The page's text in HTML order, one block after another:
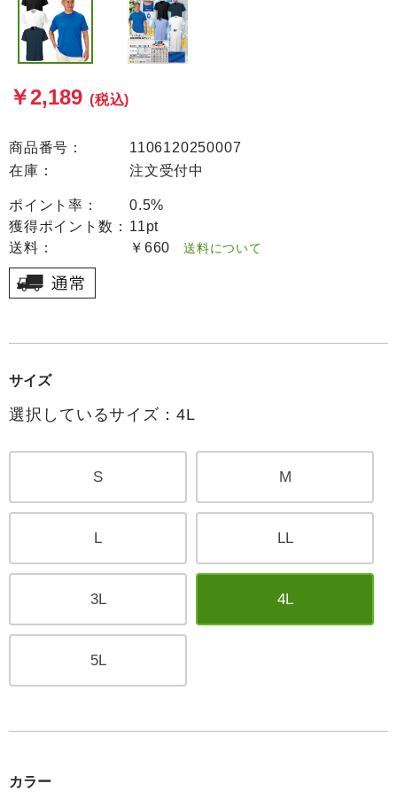
￥2,189 (税込)
商品番号：
1106120250007
在庫：
注文受付中
ポイント率：
0.5%
獲得ポイント数： 11pt
送料：
￥660 送料について
サイズ
選択しているサイズ：4L
S M
L LL
3L 4L
5L
カラー